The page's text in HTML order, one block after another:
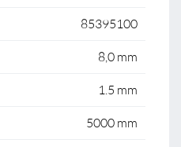
85395100
8,0 mm
1.5 mm
5000 mm